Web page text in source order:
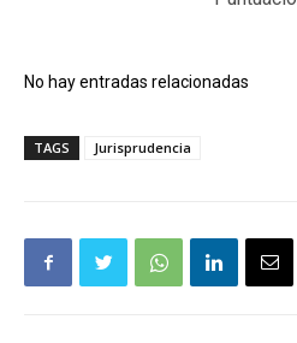
No hay entradas relacionadas
TAGS Jurisprudencia